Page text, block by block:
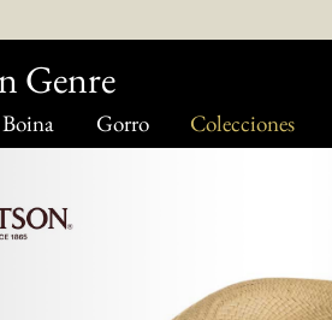
Gorro Colecciones
Genre